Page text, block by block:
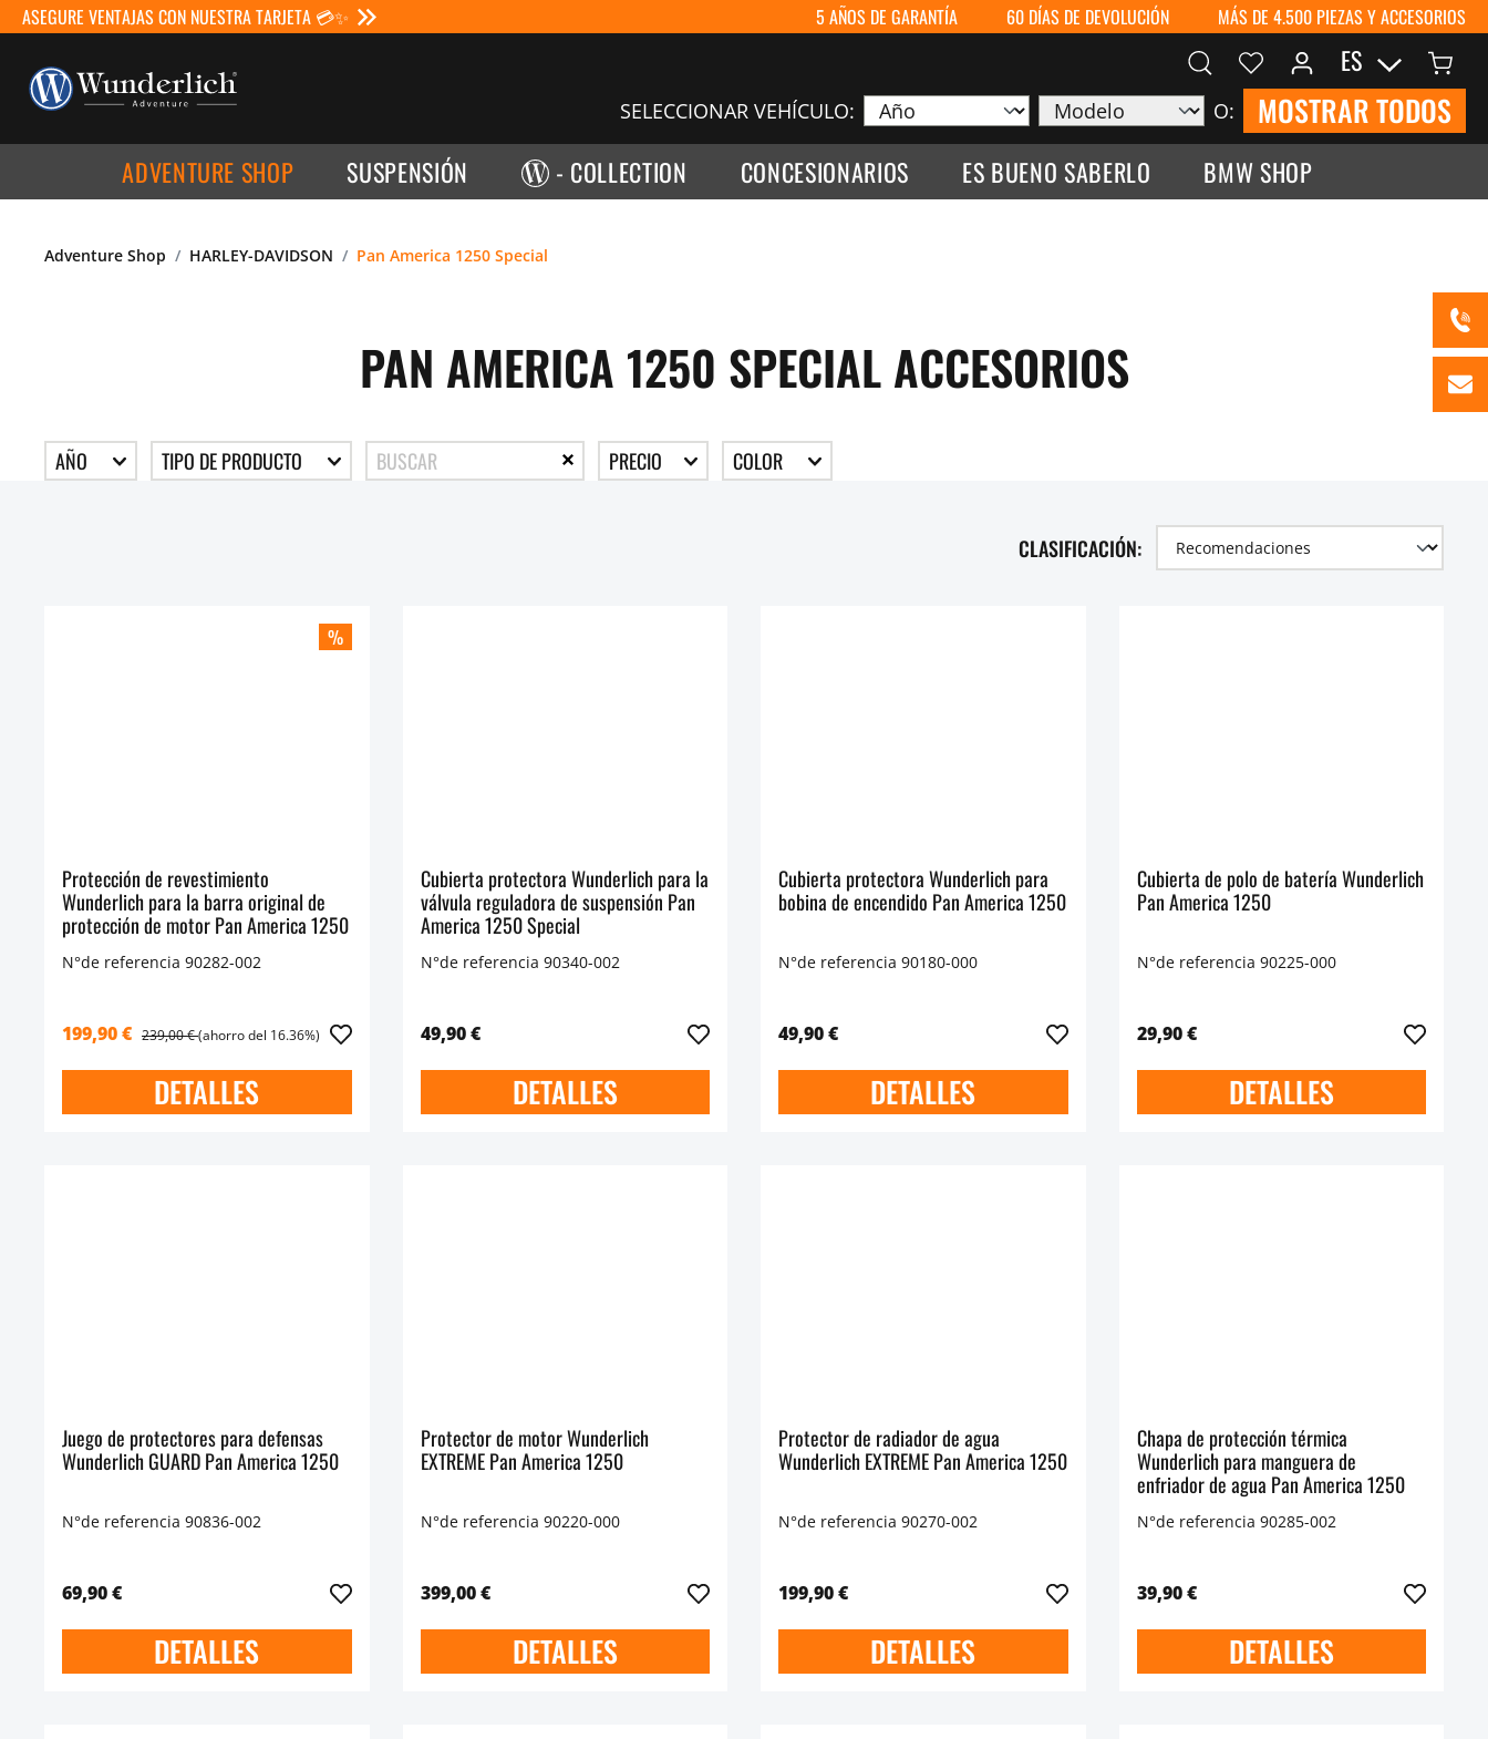
ASEGURE VENTAJAS CON NUESTRA TARJETA 💳✨ 5 AÑOS DE GARANTÍA 60 DÍAS DE DEVOLUCIÓN MÁS DE 4.500 PIEZAS Y ACCESORIOS
SELECCIONAR VEHÍCULO: O: MOSTRAR TODOS
ES
ADVENTURE SHOP SUSPENSIÓN - COLLECTION CONCESIONARIOS ES BUENO SABERLO BMW SHOP
Adventure Shop HARLEY-DAVIDSON Pan America 1250 Special
PAN AMERICA 1250 SPECIAL ACCESORIOS
AÑO TIPO DE PRODUCTO COLOR
PRECIO
CLASIFICACIÓN:
%
Protección de revestimiento
Wunderlich para la barra original de
protección de motor Pan America 1250
N°de referencia 90282-002
199,90 € 239,00 €(ahorro del 16.36%)
DETALLES
Cubierta protectora Wunderlich para la
válvula reguladora de suspensión Pan
America 1250 Special
N°de referencia 90340-002
49,90 €
DETALLES
Cubierta protectora Wunderlich para
bobina de encendido Pan America 1250
N°de referencia 90180-000
49,90 €
DETALLES
Cubierta de polo de batería Wunderlich
Pan America 1250
N°de referencia 90225-000
29,90 €
DETALLES
Juego de protectores para defensas
Wunderlich GUARD Pan America 1250
N°de referencia 90836-002
69,90 €
DETALLES
Protector de motor Wunderlich
EXTREME Pan America 1250
N°de referencia 90220-000
399,00 €
DETALLES
Protector de radiador de agua
Wunderlich EXTREME Pan America 1250
N°de referencia 90270-002
199,90 €
DETALLES
Chapa de protección térmica
Wunderlich para manguera de
enfriador de agua Pan America 1250
N°de referencia 90285-002
39,90 €
DETALLES